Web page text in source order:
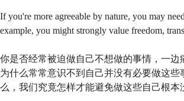
If you're more agreeable by nature, you may
example, you might strongly value freedom,
你是否经常被迫做自己不想做的事情，一
为什么常常意识不到自己并没有必要做这
么，我们究竟怎样才能避免做这些自己根本